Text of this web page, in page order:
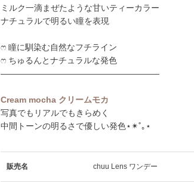
ミルク一滴まぜたような甘いティーカラー
ナチュラルで明るい瞳を表現
ෆ 瞳に馴染む自然なフチライン
ෆ ちゅるんとナチュラルな発色
―――――――――――――――――――
Cream mocha クリームモカ
写真でもリアルでもきらめく
中間トーンの明るさで優しい発色⋆✴︎˚｡⋆
販売名 chuu Lens ワンデー